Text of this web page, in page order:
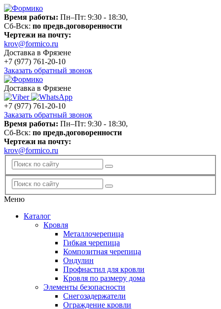
Время работы: Пн–Пт: 9:30 - 18:30,
Сб-Вск: по предв.договоренности
Чертежи на почту:
krov@formico.ru
Доставка в Фрязене
+7 (977) 761-20-10
Заказать обратный звонок
Доставка в Фрязене
+7 (977) 761-20-10
Заказать обратный звонок
Время работы: Пн–Пт: 9:30 - 18:30,
Сб-Вск: по предв.договоренности
Чертежи на почту:
krov@formico.ru
Меню
Каталог
Кровля
Металлочерепица
Гибкая черепица
Композитная черепица
Ондулин
Профнастил для кровли
Кровля по размеру дома
Элементы безопасности
Снегозадержатели
Ограждение кровли